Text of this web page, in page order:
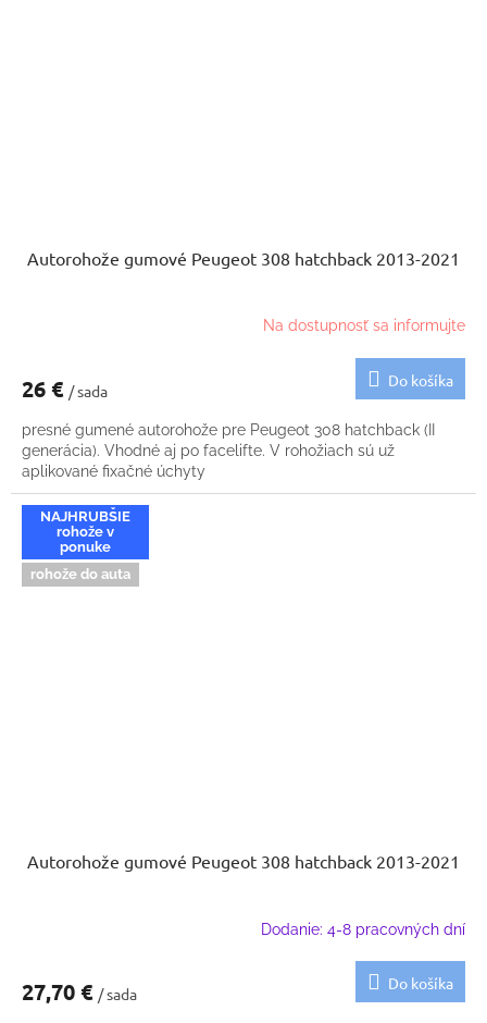
Autorohože gumové Peugeot 308 hatchback 2013-2021
Na dostupnosť sa informujte
26 € / sada
Do košíka
presné gumené autorohože pre Peugeot 308 hatchback (II
generácia). Vhodné aj po facelifte. V rohožiach sú už
aplikované fixačné úchyty
NAJHRUBŠIE
rohože v
ponuke
rohože do auta
Autorohože gumové Peugeot 308 hatchback 2013-2021
Dodanie: 4-8 pracovných dní
27,70 € / sada
Do košíka